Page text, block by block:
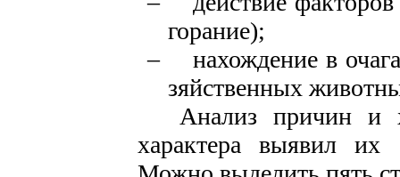
горание);
–
нахождение в
зяйственных
Анализ причин и
харак­тера выявил